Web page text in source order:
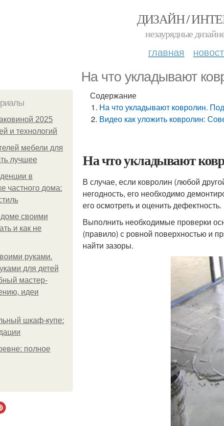
ДИЗАЙН /
незаурядные
главная
На что укладывают
2025
и технологий
мебели для
лучшее
в
частного дома:
своими
и как не
руками.
для детей
мастер-
идеи
шкаф-купе:
полное
Содержание
На что укладывают ковролин.
Видео как уложить ковролин:
На что укладывают
В случае, если ковролин (любой
негодность, его необходимо
его осмотреть и оценить дефектность.
Выполнить необходимые проверки
(правило) с ровной поверхностью и
найти зазоры.